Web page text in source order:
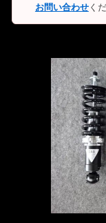
お問い合わせく